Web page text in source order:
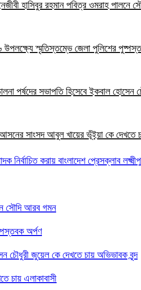
হাসিবুর রহমান পবিত্র ওমরাহ পালনে
স্মৃতিস্তম্ভে জেলা পুলিশের
পর্ষদের সভাপতি হিসেবে ইকবাল
সাংসদ আবুল খায়ের ভূঁইয়া কে দেখতে
করায় বাংলাদেশ প্রেসক্লাব
সৌদি আরব গমন
অর্পণ
চৌধুরী জুয়েল কে দেখতে চায় অভিভাবক বৃন্দ
চায় এলাকাবাসী